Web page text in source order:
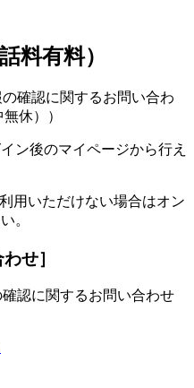
料有料）
確認に関するお問い合わ
休））
ン後のマイページから行え
用いただけない場合はオン
。
せ］
認に関するお問い合わせ